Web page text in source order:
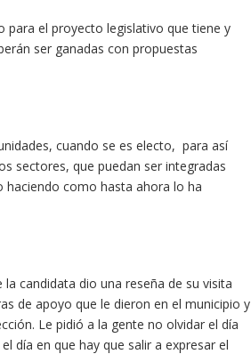
para el proyecto legislativo que tiene y
ser ganadas con propuestas
cuando se es electo, para así
sectores, que puedan ser integradas
como hasta ahora lo ha
candidata dio una reseña de su visita
de apoyo que le dieron en el municipio y
Le pidió a la gente no olvidar el día
día en que hay que salir a expresar el